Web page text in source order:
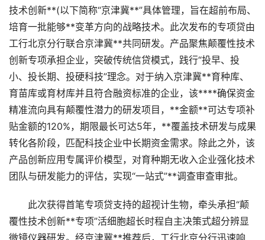
技术创新**(以下简称“京津冀**”具体管理，旨在超前布局、
培育一批能够**变革方向的战略技术。此次发布的专项贷由
工行北京分行联合京津冀**共同研发。产品聚焦颠覆性技术
创新专项承担企业，突破传统信贷模式，践行“投早、投
小、投长期、投硬科技”理念。对于纳入京津冀**育种库、
育苗库或育材库并且符合融资标准的企业，该****确保资金
精准流向具有颠覆性潜力的研发项目，**金额**可达专项补
贴金额的120%，期限最长可达5年，**覆盖技术研发与成果
转化各阶段，匹配科技企业中长期资金需求。除此之外，该
产品创新应用专属评价模型，对育种期无收入企业强化技术
团队与研发能力的评估，实现“一站式”**调查审查审批。
此次获得首笔专项贷支持的超视计生物，牵头承担“颠
覆性技术创新**专项”活细胞超长时程自主决策式超分辨显
微镜仪器研发。经京津冀**推荐后，工行北京分行迅速响